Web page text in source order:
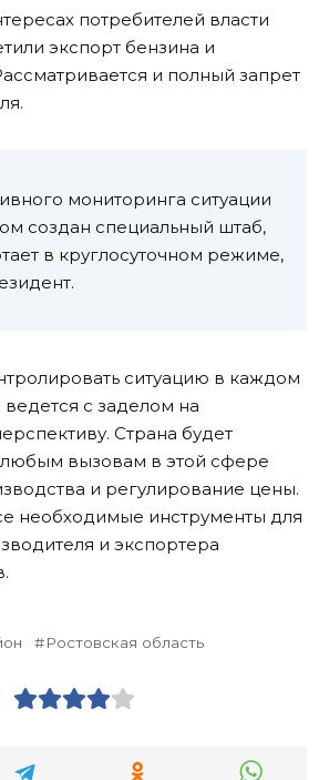
потребителей власти
экспорт бензина и
и полный запрет
мониторинга ситуации
создан специальный штаб,
в круглосуточном режиме,
ситуацию в каждом
с заделом на
Страна будет
любым вызовам в этой сфере
и регулирование цены.
необходимые инструменты для
и экспортера
Ростовская область